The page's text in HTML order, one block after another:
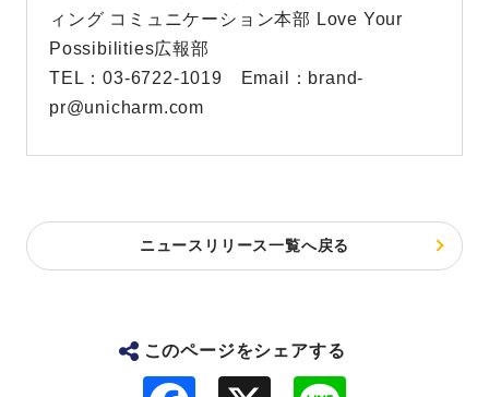
ィング コミュニケーション本部 Love Your
Possibilities広報部
TEL：03-6722-1019 Email：brand-
pr@unicharm.com
ニュースリリース一覧へ戻る
このページをシェアする